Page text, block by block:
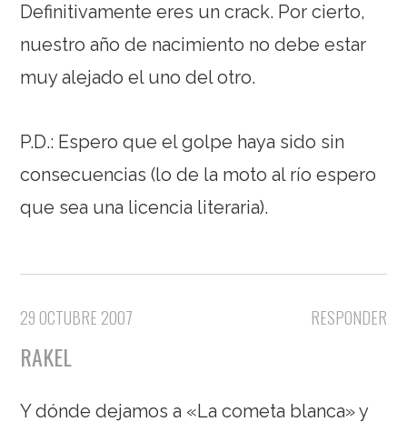
Definitivamente eres un crack. Por cierto,
nuestro año de nacimiento no debe estar
muy alejado el uno del otro.
P.D.: Espero que el golpe haya sido sin
consecuencias (lo de la moto al río espero
que sea una licencia literaria).
RESPONDER
29 OCTUBRE 2007
RAKEL
Y dónde dejamos a «La cometa blanca» y